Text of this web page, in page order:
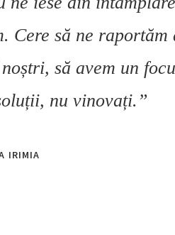
Cere să ne raportăm
să avem un
nu vinovați.”
IRIMIA